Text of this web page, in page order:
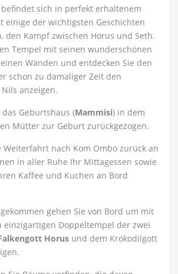
befindet sich in perfekt erhaltenem
einige der wichtigsten Geschichten
den Kampf zwischen Horus und Seth.
Tempel mit seinen wunderschönen
Wänden und entdecken Sie den
schon zu damaliger Zeit den
anzeigen.
Geburtshaus (Mammisi) in dem
Mütter zur Geburt zurückgezogen.
nach Kom Ombo zurück an
in aller Ruhe Ihr Mittagessen sowie
Kaffee und Kuchen an Bord
gehen Sie von Bord um mit
einzigartigen Doppeltempel der zwei
Horus und dem Krokodilgott